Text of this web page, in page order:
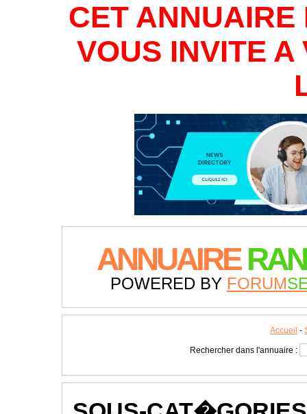
CET
VOUS INVITE A
ANNUAIRE
POWERED BY FORUM
Accueil -
Rechercher dans l'annuaire :